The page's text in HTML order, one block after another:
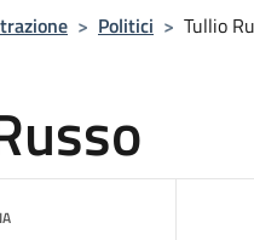
> Politici > Tullio